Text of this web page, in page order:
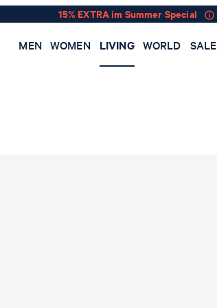
15% EXTRA im Summer Special
MEN WOMEN LIVING WORLD SALE